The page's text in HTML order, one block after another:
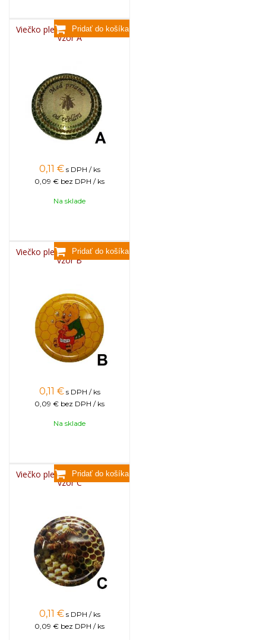
Viečko plechové TWIST 82 -
vzor A
0,11 € s DPH / ks
0,09 € bez DPH / ks
Na sklade
Viečko plechové TWIST 82 -
vzor B
0,11 € s DPH / ks
0,09 € bez DPH / ks
Na sklade
Viečko plechové TWIST 82 -
vzor C
0,11 € s DPH / ks
0,09 € bez DPH / ks